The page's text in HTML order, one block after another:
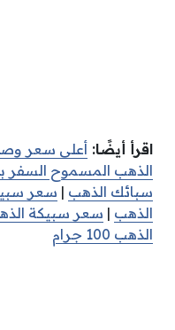
اقرأ أيضًا: أعلى سعر
الذهب المسموح السفر
سبائك الذهب | سعر سبيكة
الذهب | سعر سبيكة الذهب 50
الذهب 100 جرام